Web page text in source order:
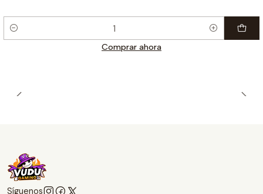
Cantidad
Comprar ahora
Síguenos